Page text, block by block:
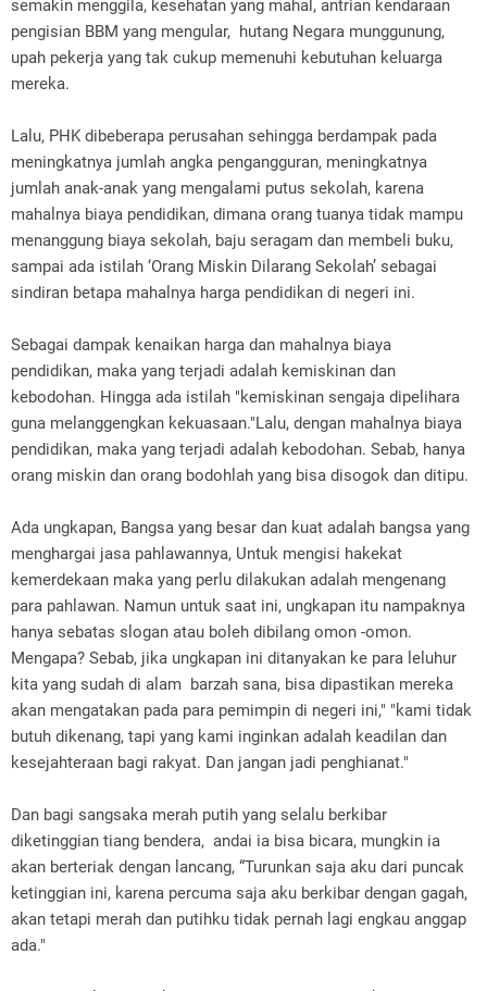
semakin menggila, kesehatan yang mahal, antrian kendaraan
pengisian BBM yang mengular, hutang Negara munggunung,
upah pekerja yang tak cukup memenuhi kebutuhan keluarga
mereka.
Lalu, PHK dibeberapa perusahan sehingga berdampak pada
meningkatnya jumlah angka pengangguran, meningkatnya
jumlah anak-anak yang mengalami putus sekolah, karena
mahalnya biaya pendidikan, dimana orang tuanya tidak mampu
menanggung biaya sekolah, baju seragam dan membeli buku,
sampai ada istilah ‘Orang Miskin Dilarang Sekolah’ sebagai
sindiran betapa mahalnya harga pendidikan di negeri ini.
Sebagai dampak kenaikan harga dan mahalnya biaya
pendidikan, maka yang terjadi adalah kemiskinan dan
kebodohan. Hingga ada istilah "kemiskinan sengaja dipelihara
guna melanggengkan kekuasaan."Lalu, dengan mahalnya biaya
pendidikan, maka yang terjadi adalah kebodohan. Sebab, hanya
orang miskin dan orang bodohlah yang bisa disogok dan ditipu.
Ada ungkapan, Bangsa yang besar dan kuat adalah bangsa yang
menghargai jasa pahlawannya, Untuk mengisi hakekat
kemerdekaan maka yang perlu dilakukan adalah mengenang
para pahlawan. Namun untuk saat ini, ungkapan itu nampaknya
hanya sebatas slogan atau boleh dibilang omon -omon.
Mengapa? Sebab, jika ungkapan ini ditanyakan ke para leluhur
kita yang sudah di alam barzah sana, bisa dipastikan mereka
akan mengatakan pada para pemimpin di negeri ini," "kami tidak
butuh dikenang, tapi yang kami inginkan adalah keadilan dan
kesejahteraan bagi rakyat. Dan jangan jadi penghianat."
Dan bagi sangsaka merah putih yang selalu berkibar
diketinggian tiang bendera, andai ia bisa bicara, mungkin ia
akan berteriak dengan lancang, “Turunkan saja aku dari puncak
ketinggian ini, karena percuma saja aku berkibar dengan gagah,
akan tetapi merah dan putihku tidak pernah lagi engkau anggap
ada."